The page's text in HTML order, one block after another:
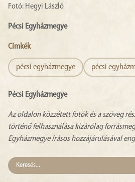
Fotó: Hegyi László
Pécsi Egyházmegye
Címkék
pécsi egyházmegye pécsi
Pécsi Egyházmegye
Az oldalon közzétett fotók és a szöveg
történő felhasználása kizárólag
Egyházmegye írásos hozzájárulásával